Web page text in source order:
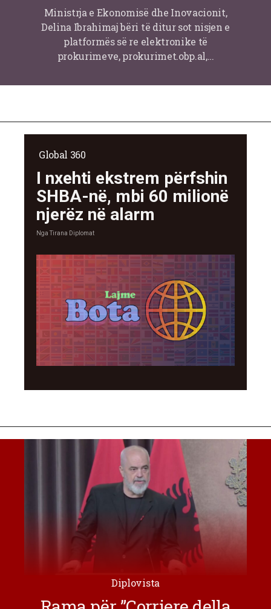
Ministrja e Ekonomisë dhe Inovacionit,
Delina Ibrahimaj bëri të ditur sot nisjen e
platformës së re elektronike të
prokurimeve, prokurimet.obp.al,…
Global 360
I nxehti ekstrem përfshin
SHBA-në, mbi 60 milionë
njerëz në alarm
NgaTirana Diplomat
Diplovista